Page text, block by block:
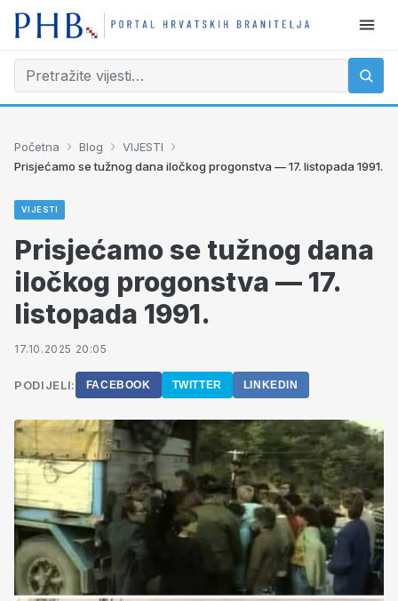
Početna › Blog › VIJESTI ›
Prisjećamo se tužnog dana iločkog progonstva — 17. listopada 1991.
VIJESTI
Prisjećamo se tužnog dana
iločkog progonstva — 17.
listopada 1991.
17.10.2025 20:05
PODIJELI: FACEBOOK TWITTER LINKEDIN